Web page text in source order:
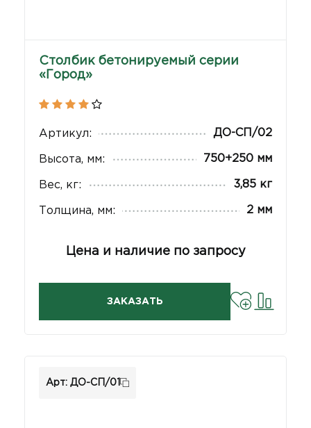
Столбик бетонируемый серии
«Город»
Артикул: ДО-СП/02
Высота, мм: 750+250 мм
Вес, кг: 3,85 кг
Толщина, мм: 2 мм
Цена и наличие по запросу
ЗАКАЗАТЬ
Арт: ДО-СП/01